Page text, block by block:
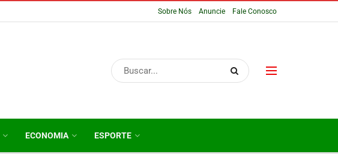
Sobre Nós Anuncie Fale Conosco
ECONOMIA ESPORTE